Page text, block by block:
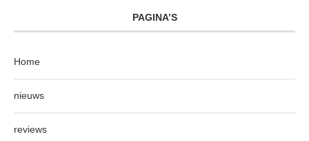
PAGINA’S
Home
nieuws
reviews